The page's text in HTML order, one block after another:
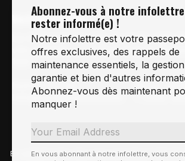
Vertige Vélo Ski
La référence en vélo de route, vélo
vélo hybride sur la Rive-Sud de
1997.
Notre courriel
Info@vertigeveloski.com
Nous
1 (450)
Abonnez-vous à notre
rester informé(e) !
Notre infolettre est votre
offres exclusives, des rappels de
maintenance essentiels, la
garantie et bien d'autres
Abonnez-vous dès maintenant
manquer !
En vous abonnant à notre infolettre, vous
En visitant notre site, vous acceptez